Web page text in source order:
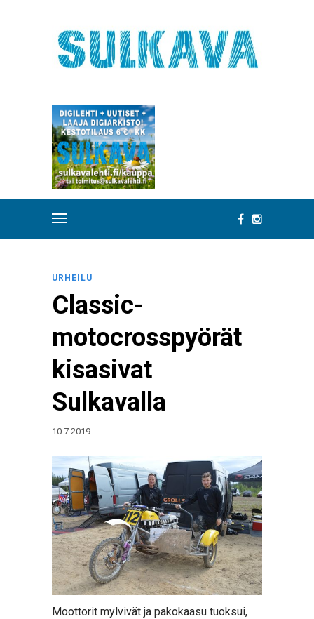
URHEILU
Classic-
motocrosspyörät
kisasivat
Sulkavalla
10.7.2019
Moottorit mylvivät ja pakokaasu tuoksui,